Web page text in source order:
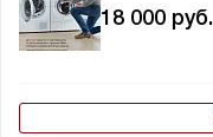
18 000 руб.